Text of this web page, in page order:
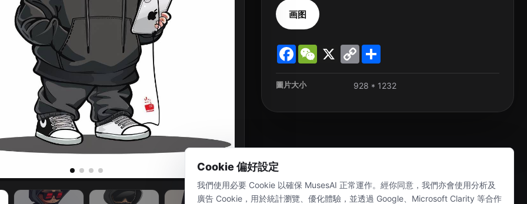
画图
FacebookWeChat
X
Copy
Link
圖片大小 928 * 1232
Cookie 偏好設定
我們使用必要 Cookie 以確保 MusesAI 正常運作。經你同意，我們亦會使用分析及
廣告 Cookie，用於統計瀏覽、優化體驗，並透過 Google、Microsoft Clarity 等合作